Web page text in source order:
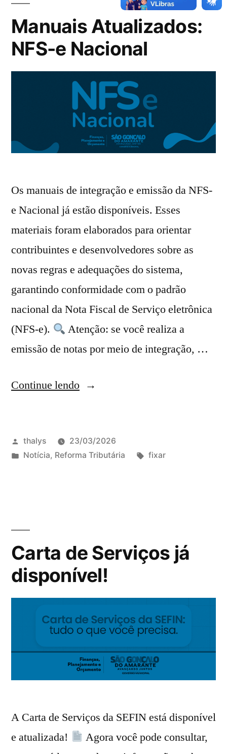
Manuais Atualizados:
NFS-e Nacional
Os manuais de integração e emissão da NFS-
e Nacional já estão disponíveis. Esses
materiais foram elaborados para orientar
contribuintes e desenvolvedores sobre as
novas regras e adequações do sistema,
garantindo conformidade com o padrão
nacional da Nota Fiscal de Serviço eletrônica
(NFS-e).
Atenção: se você realiza a
emissão de notas por meio de integração, …
Continue lendo
thalys
23/03/2026
Notícia, Reforma Tributária fixar
Carta de Serviços já
disponível!
A Carta de Serviços da SEFIN está disponível
e atualizada!
Agora você pode consultar,